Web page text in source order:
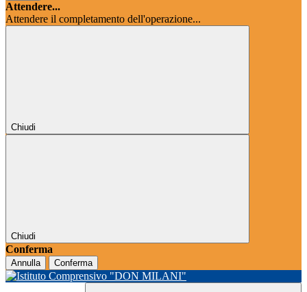
Attendere...
Attendere il completamento dell'operazione...
Chiudi
Chiudi
Conferma
Annulla Conferma